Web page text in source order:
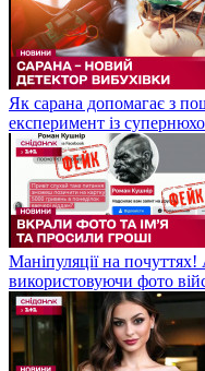
Як сарана допомагає з
експеримент із
Маніпуляції на
використовуючи фото